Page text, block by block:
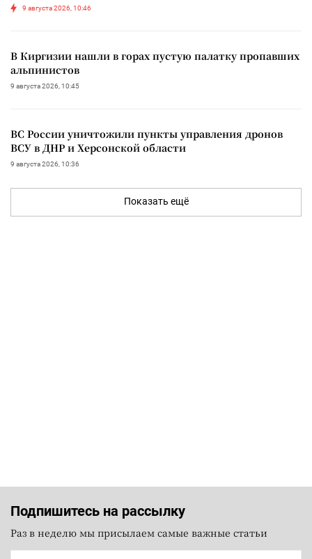
9 августа 2026, 10:46
В Киргизии нашли в горах пустую палатку пропавших
альпинистов
9 августа 2026, 10:45
ВС России уничтожили пункты управления дронов
ВСУ в ДНР и Херсонской области
9 августа 2026, 10:36
Показать ещё
Подпишитесь на рассылку
Раз в неделю мы присылаем самые важные статьи